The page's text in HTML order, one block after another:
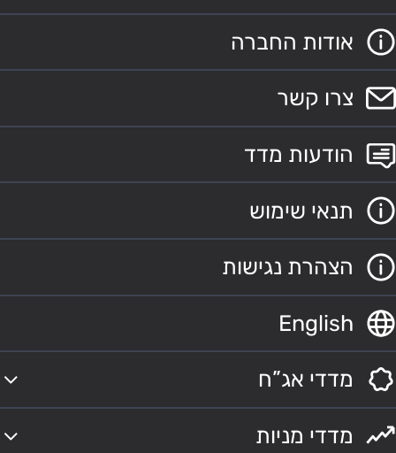
אודות החברה
צרו קשר
הודעות מדד
תנאי שימוש
הצהרת נגישות
English
מדדי אג”ח
מדדי מניות